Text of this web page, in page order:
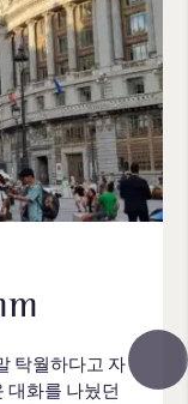
탁월하다고 자
대화를 나눴던